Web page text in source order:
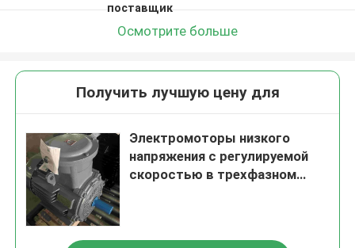
поставщик
Осмотрите больше
Получить лучшую цену для
Электромоторы низкого
напряжения с регулируемой
скоростью в трехфазном